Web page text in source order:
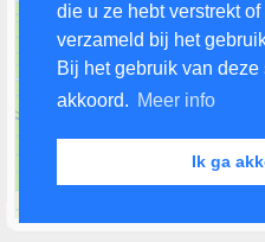
die u ze hebt verstrekt
verzameld bij het
Bij het gebruik van
akkoord. Meer info
Ik ga